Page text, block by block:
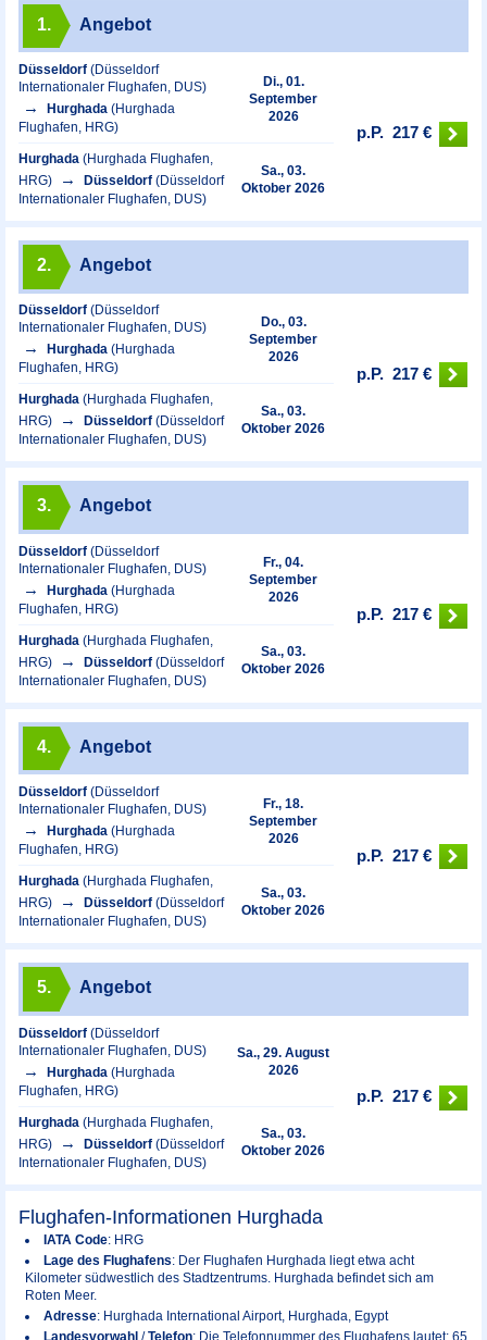
1. Angebot
Düsseldorf (Düsseldorf
Internationaler Flughafen, DUS)
Hurghada (Hurghada
Flughafen, HRG)
Di., 01.
September
2026
Hurghada (Hurghada Flughafen,
HRG)
Düsseldorf (Düsseldorf
Internationaler Flughafen, DUS)
Sa., 03.
Oktober 2026
p.P. 217 €
2. Angebot
Düsseldorf (Düsseldorf
Internationaler Flughafen, DUS)
Hurghada (Hurghada
Flughafen, HRG)
Do., 03.
September
2026
Hurghada (Hurghada Flughafen,
HRG)
Düsseldorf (Düsseldorf
Internationaler Flughafen, DUS)
Sa., 03.
Oktober 2026
p.P. 217 €
3. Angebot
Düsseldorf (Düsseldorf
Internationaler Flughafen, DUS)
Hurghada (Hurghada
Flughafen, HRG)
Fr., 04.
September
2026
Hurghada (Hurghada Flughafen,
HRG)
Düsseldorf (Düsseldorf
Internationaler Flughafen, DUS)
Sa., 03.
Oktober 2026
p.P. 217 €
4. Angebot
Düsseldorf (Düsseldorf
Internationaler Flughafen, DUS)
Hurghada (Hurghada
Flughafen, HRG)
Fr., 18.
September
2026
Hurghada (Hurghada Flughafen,
HRG)
Düsseldorf (Düsseldorf
Internationaler Flughafen, DUS)
Sa., 03.
Oktober 2026
p.P. 217 €
5. Angebot
Düsseldorf (Düsseldorf
Internationaler Flughafen, DUS)
Hurghada (Hurghada
Flughafen, HRG)
Sa., 29. August
2026
Hurghada (Hurghada Flughafen,
HRG)
Düsseldorf (Düsseldorf
Internationaler Flughafen, DUS)
Sa., 03.
Oktober 2026
p.P. 217 €
Flughafen-Informationen Hurghada
IATA Code: HRG
Lage des Flughafens: Der Flughafen Hurghada liegt etwa acht
Kilometer südwestlich des Stadtzentrums. Hurghada befindet sich am
Roten Meer.
Adresse: Hurghada International Airport, Hurghada, Egypt
Landesvorwahl /Telefon: Die Telefonnummer des Flughafens lautet: 65